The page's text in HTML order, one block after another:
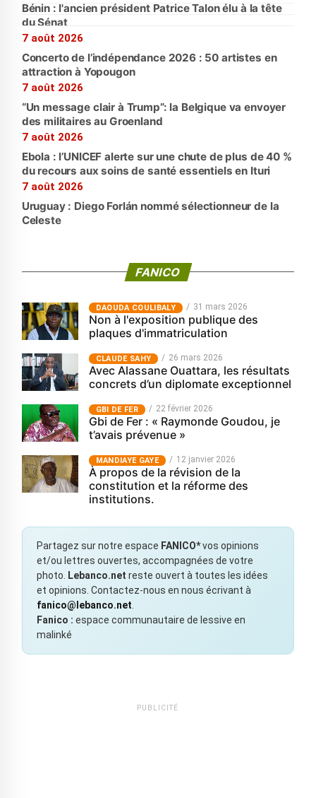
Bénin : l'ancien président Patrice Talon élu à la tête
du Sénat
7 août 2026
Concerto de l’indépendance 2026 : 50 artistes en
attraction à Yopougon
7 août 2026
“Un message clair à Trump”: la Belgique va envoyer
des militaires au Groenland
7 août 2026
Ebola : l’UNICEF alerte sur une chute de plus de 40 %
du recours aux soins de santé essentiels en Ituri
7 août 2026
Uruguay : Diego Forlán nommé sélectionneur de la
Celeste
FANICO
‎DAOUDA COULIBALY 31 mars 2026
Non à l'exposition publique des
plaques d'immatriculation
CLAUDE SAHY 26 mars 2026
Avec Alassane Ouattara, les résultats
concrets d’un diplomate exceptionnel
GBI DE FER 22 février 2026
Gbi de Fer : « Raymonde Goudou, je
t’avais prévenue »
MANDIAYE GAYE 12 janvier 2026
À propos de la révision de la
constitution et la réforme des
institutions.
Partagez sur notre espace FANICO*vos opinions
et/ou lettres ouvertes, accompagnées de votre
photo.
Lebanco.net reste ouvert à toutes les idées
et opinions. Contactez-nous en nous écrivant à
fanico@lebanco.net
Fanico : espace communautaire de lessive en
malinké
PUBLICITÉ